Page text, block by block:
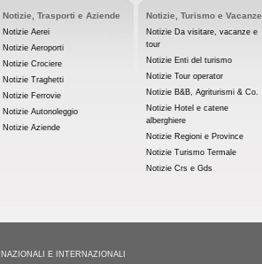
Notizie, Trasporti e Aziende
Notizie Aerei
Notizie Aeroporti
Notizie Crociere
Notizie Traghetti
Notizie Ferrovie
Notizie Autonoleggio
Notizie Aziende
Notizie, Turismo e Vacanze
Notizie Da visitare, vacanze e
tour
Notizie Enti del turismo
Notizie Tour operator
Notizie B&B, Agriturismi & Co.
Notizie Hotel e catene
alberghiere
Notizie Regioni e Province
Notizie Turismo Termale
Notizie Crs e Gds
E INTERNAZIONALI